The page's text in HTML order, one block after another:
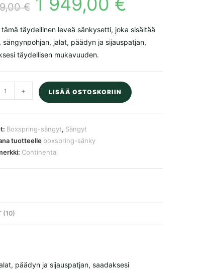
€
hinta
oli:
599,00 €.
949,00 €.
tämä täydellinen leveä sänkysetti, joka sisältää
sängynpohjan, jalat, päädyn ja sijauspatjan,
täydellisen mukavuuden.
+ LISÄÄ OSTOSKORIIN
Boxspring-sängyt, Sängyt
tuotteelle boxspring-sänky
Continental
(10)
päädyn ja sijauspatjan, saadaksesi